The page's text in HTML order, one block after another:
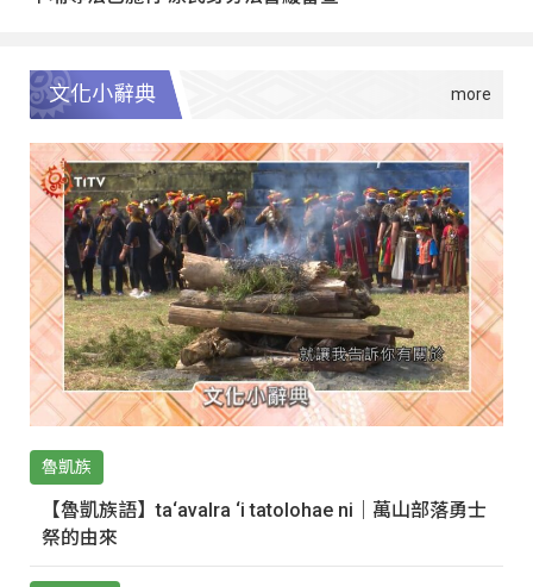
文化小辭典
魯凱族
【魯凱族語】ta‘avalra ‘i tatolohae ni｜萬山部落勇士
祭的由來